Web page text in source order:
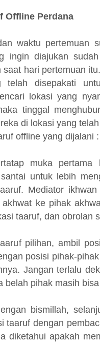
Offline Perdana
waktu pertemuan
ingin diajukan
hari pertemuan
disepakati
lokasi yang
tinggal
di lokasi yang
offline yang dijalani :
muka pertama
untuk lebih
Mediator
ke pihak
taaruf, dan obrolan
pilihan, ambil
posisi pihak-
Jangan terlalu
belah pihak masih
bismillah,
taaruf dengan
diketahui apakah